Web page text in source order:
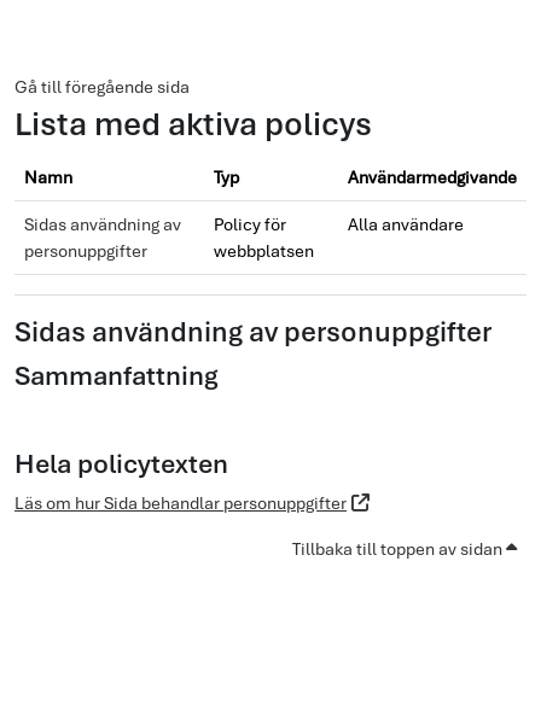
Gå till föregående sida
Lista med aktiva policys
Namn Typ Användarmedgivande
Sidas användning av
personuppgifter
Policy för
webbplatsen
Alla användare
Sidas användning av personuppgifter
Sammanfattning
Hela policytexten
Läs om hur Sida behandlar personuppgifter
Tillbaka till toppen av sidan